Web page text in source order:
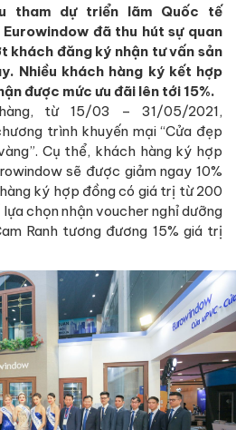
tham dự triển lãm Quốc tế
đã thu hút sự quan
khách đăng ký nhận tư vấn sản
Nhiều khách hàng ký kết hợp
được mức ưu đãi lên tới 15%.
từ 15/03 – 31/05/2021,
trình khuyến mại “Cửa đẹp
Cụ thể, khách hàng ký hợp
sẽ được giảm ngay 10%
ký hợp đồng có giá trị từ 200
chọn nhận voucher nghỉ dưỡng
Ranh tương đương 15% giá trị